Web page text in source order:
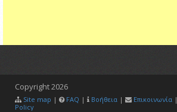
Copyright2026
Site map | FAQ | Βοήθεια | Επικοινωνία |
Policy